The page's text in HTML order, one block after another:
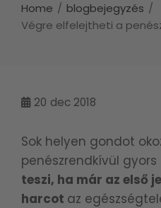
Home
blogbejegyzés
Végre elfelejtheti a
20 dec 2018
Sok helyen gondot
penészrendkívül
teszi, ha már az első
harcot az